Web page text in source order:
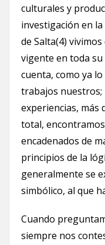
culturales y
investigación en
de Salta(4)
vigente en toda
cuenta, como ya
trabajos nuestros;
experiencias, más
total,
encadenados de
principios de la
generalmente se
simbólico, al que
Cuando
siempre nos